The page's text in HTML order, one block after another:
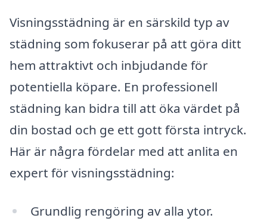
Visningsstädning är en särskild typ av
städning som fokuserar på att göra ditt
hem attraktivt och inbjudande för
potentiella köpare. En professionell
städning kan bidra till att öka värdet på
din bostad och ge ett gott första intryck.
Här är några fördelar med att anlita en
expert för visningsstädning:
Grundlig rengöring av alla ytor.